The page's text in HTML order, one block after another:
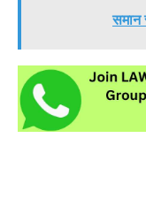
समान